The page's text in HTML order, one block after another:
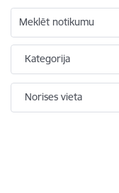
Meklēt notikumu
Kategorija
Norises vieta